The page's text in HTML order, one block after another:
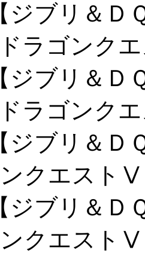
ブリ＆Ｄ
ラゴンク
ブリ＆Ｄ
ラゴンク
ブリ＆Ｄ
クエスト
ブリ＆Ｄ
クエスト